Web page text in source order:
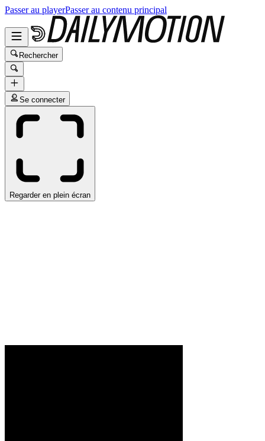
Passer au playerPasser au contenu principal
Rechercher
Se connecter
Regarder en plein écran